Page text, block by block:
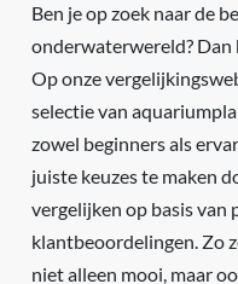
Ben je op zoek naar de
onderwaterwereld? Dan
Op onze
selectie van
zowel beginners als
juiste keuzes te maken
vergelijken op basis van
klantbeoordelingen. Zo
niet alleen mooi, maar